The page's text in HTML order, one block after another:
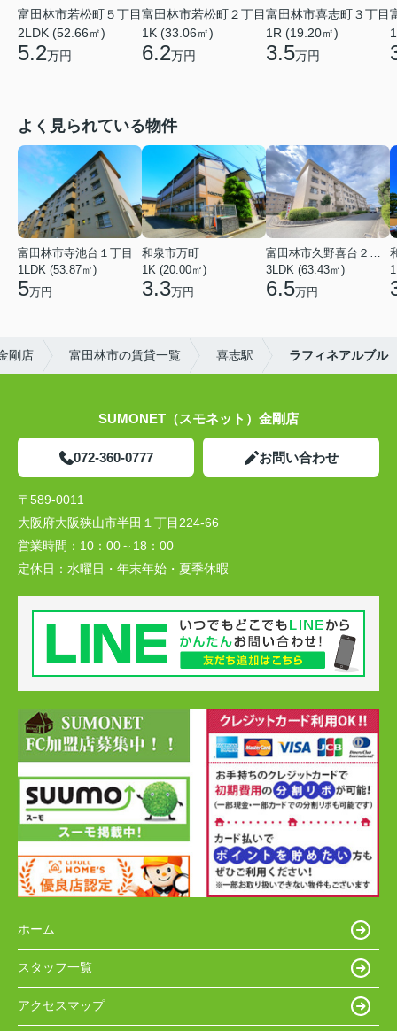
富田林市若松町５丁目
2LDK (52.66㎡)
5.2万円
富田林市若松町２丁目
1K (33.06㎡)
6.2万円
富田林市喜志町３丁目
1R (19.20㎡)
3.5万円
よく見られている物件
富田林市寺池台１丁目
1LDK (53.87㎡)
5万円
和泉市万町
1K (20.00㎡)
3.3万円
富田林市久野喜台２丁目
3LDK (63.43㎡)
6.5万円
剛店 富田林市の賃貸一覧 喜志駅 ラフィネアルブル
SUMONET（スモネット）金剛店
072-360-0777 お問い合わせ
〒589-0011
大阪府大阪狭山市半田１丁目224-66
営業時間： 10：00～18：00
定休日： 水曜日・年末年始・夏季休暇
ホーム
スタッフ一覧
アクセスマップ